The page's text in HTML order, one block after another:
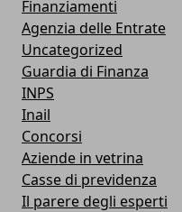
Finanziamenti
Agenzia delle Entrate
Uncategorized
Guardia di Finanza
INPS
Inail
Concorsi
Aziende in vetrina
Casse di previdenza
Il parere degli esperti